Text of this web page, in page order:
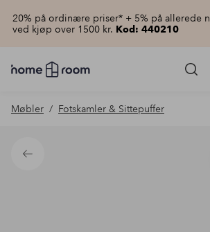
20% på ordinære priser* + 5% på allerede
ved kjøp over 1500 kr. Kod: 440210
Homeroom
–
hjemmet
pris
Møbler Fotskamler & Sittepuffer
Tilbake